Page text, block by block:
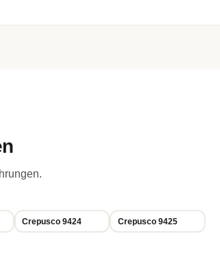
Crepusco 9424 Crepusco 9425